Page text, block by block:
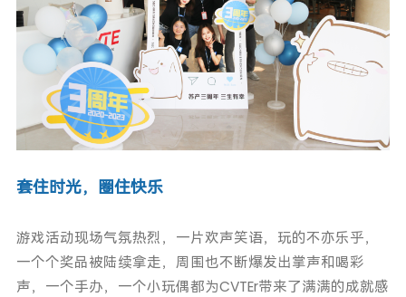
套住时光，圈住快乐
游戏活动现场气氛热烈，一片欢声笑语，玩的不亦乐乎，
一个个奖品被陆续拿走，周围也不断爆发出掌声和喝彩
声，一个手办，一个小玩偶都为CVTEr带来了满满的成就感